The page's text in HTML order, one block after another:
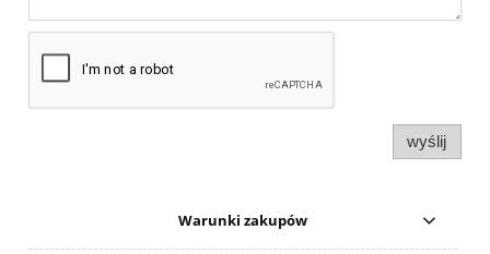
wyślij
Warunki zakupów